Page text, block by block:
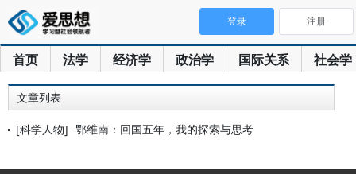
首页 法学 经济学 政治学 国际关系 社会学
登录 注册
文章列表
[科学人物] 鄂维南：回国五年，我的探索与思考